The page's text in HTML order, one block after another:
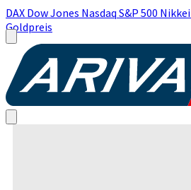
DAX Dow Jones Nasdaq S&P 500 Nikkei
Goldpreis